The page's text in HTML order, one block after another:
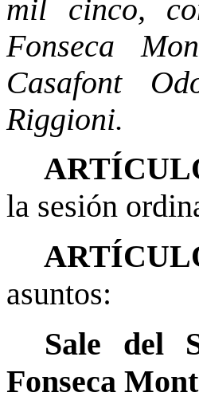
mil cinco,
Fonseca
Casafont
Riggioni.
la sesión
asuntos:
Sale del
Fonseca